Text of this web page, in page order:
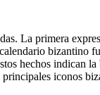
La primera
bizantino
hechos indican
iconos